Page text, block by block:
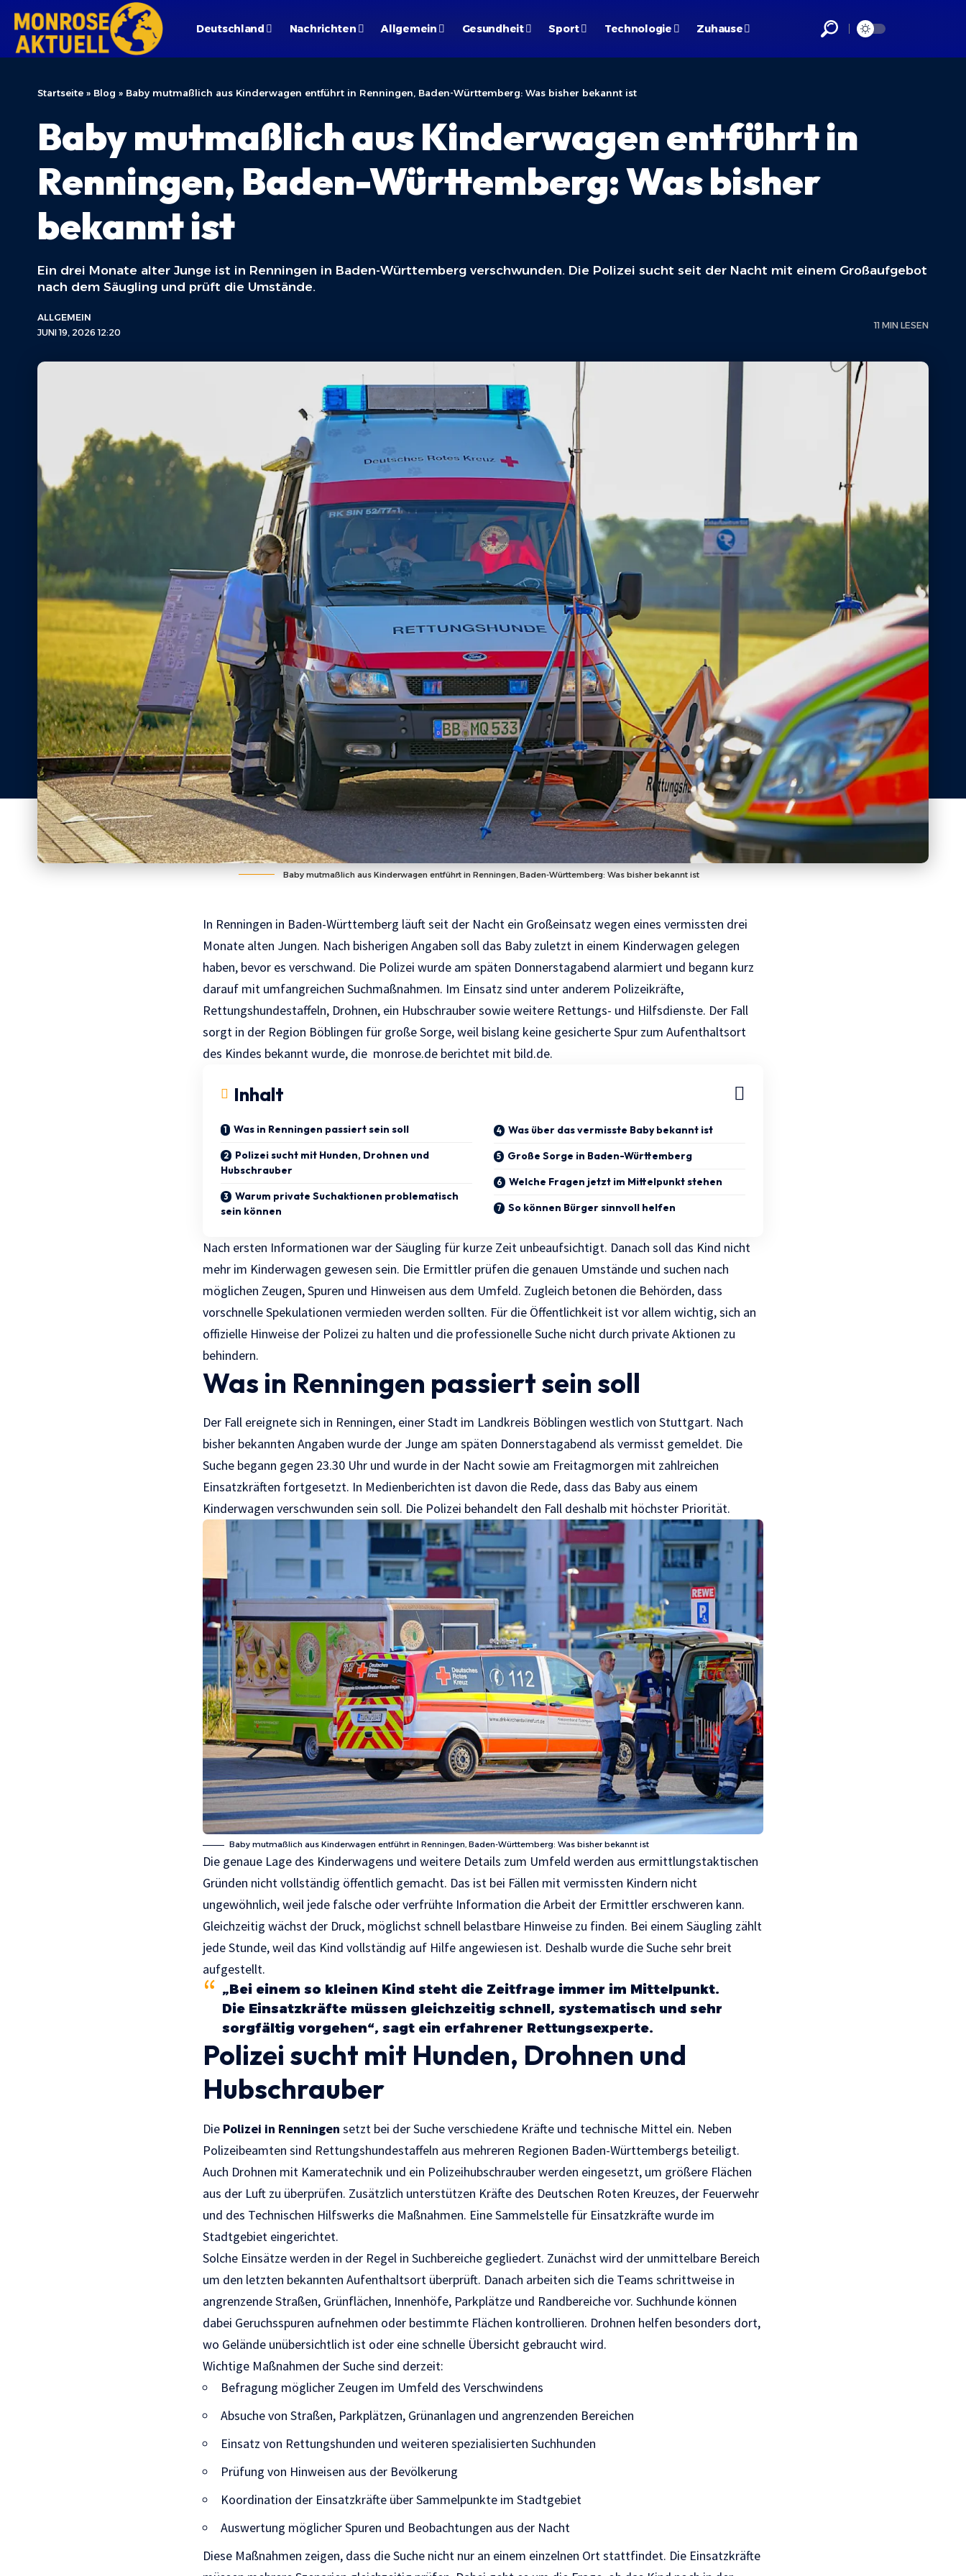
Deutschland Nachrichten Allgemein Gesundheit Sport Technologie Zuhause
Startseite » Blog » Baby mutmaßlich aus Kinderwagen entführt in Renningen, Baden-Württemberg: Was bisher bekannt ist
Baby mutmaßlich aus Kinderwagen entführt in
Renningen, Baden-Württemberg: Was bisher
bekannt ist
Ein drei Monate alter Junge ist in Renningen in Baden-Württemberg verschwunden. Die Polizei sucht seit der Nacht mit einem Großaufgebot
nach dem Säugling und prüft die Umstände.
JUNI 19, 2026 12:20
ALLGEMEIN
11 MIN LESEN
Baby mutmaßlich aus Kinderwagen entführt in Renningen, Baden-Württemberg: Was bisher bekannt ist
In Renningen in Baden-Württemberg läuft seit der Nacht ein Großeinsatz wegen eines vermissten drei
Monate alten Jungen. Nach bisherigen Angaben soll das Baby zuletzt in einem Kinderwagen gelegen
haben, bevor es verschwand. Die Polizei wurde am späten Donnerstagabend alarmiert und begann kurz
darauf mit umfangreichen Suchmaßnahmen. Im Einsatz sind unter anderem Polizeikräfte,
Rettungshundestaffeln, Drohnen, ein Hubschrauber sowie weitere Rettungs- und Hilfsdienste. Der Fall
sorgt in der Region Böblingen für große Sorge, weil bislang keine gesicherte Spur zum Aufenthaltsort
des Kindes bekannt wurde, die monrose.de berichtet mit bild.de.
Inhalt
Was in Renningen passiert sein soll
Polizei sucht mit Hunden, Drohnen und
Hubschrauber
Warum private Suchaktionen problematisch
sein können
Was über das vermisste Baby bekannt ist
Große Sorge in Baden-Württemberg
Welche Fragen jetzt im Mittelpunkt stehen
So können Bürger sinnvoll helfen
Nach ersten Informationen war der Säugling für kurze Zeit unbeaufsichtigt. Danach soll das Kind nicht
mehr im Kinderwagen gewesen sein. Die Ermittler prüfen die genauen Umstände und suchen nach
möglichen Zeugen, Spuren und Hinweisen aus dem Umfeld. Zugleich betonen die Behörden, dass
vorschnelle Spekulationen vermieden werden sollten. Für die Öffentlichkeit ist vor allem wichtig, sich an
offizielle Hinweise der Polizei zu halten und die professionelle Suche nicht durch private Aktionen zu
behindern.
Was in Renningen passiert sein soll
Der Fall ereignete sich in Renningen, einer Stadt im Landkreis Böblingen westlich von Stuttgart. Nach
bisher bekannten Angaben wurde der Junge am späten Donnerstagabend als vermisst gemeldet. Die
Suche begann gegen 23.30 Uhr und wurde in der Nacht sowie am Freitagmorgen mit zahlreichen
Einsatzkräften fortgesetzt. In Medienberichten ist davon die Rede, dass das Baby aus einem
Kinderwagen verschwunden sein soll. Die Polizei behandelt den Fall deshalb mit höchster Priorität.
Baby mutmaßlich aus Kinderwagen entführt in Renningen, Baden-Württemberg: Was bisher bekannt ist
Die genaue Lage des Kinderwagens und weitere Details zum Umfeld werden aus ermittlungstaktischen
Gründen nicht vollständig öffentlich gemacht. Das ist bei Fällen mit vermissten Kindern nicht
ungewöhnlich, weil jede falsche oder verfrühte Information die Arbeit der Ermittler erschweren kann.
Gleichzeitig wächst der Druck, möglichst schnell belastbare Hinweise zu finden. Bei einem Säugling zählt
jede Stunde, weil das Kind vollständig auf Hilfe angewiesen ist. Deshalb wurde die Suche sehr breit
aufgestellt.
„Bei einem so kleinen Kind steht die Zeitfrage immer im Mittelpunkt.
Die Einsatzkräfte müssen gleichzeitig schnell, systematisch und sehr
sorgfältig vorgehen“, sagt ein erfahrener Rettungsexperte.
Polizei sucht mit Hunden, Drohnen und
Hubschrauber
Die Polizei in Renningen setzt bei der Suche verschiedene Kräfte und technische Mittel ein. Neben
Polizeibeamten sind Rettungshundestaffeln aus mehreren Regionen Baden-Württembergs beteiligt.
Auch Drohnen mit Kameratechnik und ein Polizeihubschrauber werden eingesetzt, um größere Flächen
aus der Luft zu überprüfen. Zusätzlich unterstützen Kräfte des Deutschen Roten Kreuzes, der Feuerwehr
und des Technischen Hilfswerks die Maßnahmen. Eine Sammelstelle für Einsatzkräfte wurde im
Stadtgebiet eingerichtet.
Solche Einsätze werden in der Regel in Suchbereiche gegliedert. Zunächst wird der unmittelbare Bereich
um den letzten bekannten Aufenthaltsort überprüft. Danach arbeiten sich die Teams schrittweise in
angrenzende Straßen, Grünflächen, Innenhöfe, Parkplätze und Randbereiche vor. Suchhunde können
dabei Geruchsspuren aufnehmen oder bestimmte Flächen kontrollieren. Drohnen helfen besonders dort,
wo Gelände unübersichtlich ist oder eine schnelle Übersicht gebraucht wird.
Wichtige Maßnahmen der Suche sind derzeit:
Befragung möglicher Zeugen im Umfeld des Verschwindens
Absuche von Straßen, Parkplätzen, Grünanlagen und angrenzenden Bereichen
Einsatz von Rettungshunden und weiteren spezialisierten Suchhunden
Prüfung von Hinweisen aus der Bevölkerung
Koordination der Einsatzkräfte über Sammelpunkte im Stadtgebiet
Auswertung möglicher Spuren und Beobachtungen aus der Nacht
Diese Maßnahmen zeigen, dass die Suche nicht nur an einem einzelnen Ort stattfindet. Die Einsatzkräfte